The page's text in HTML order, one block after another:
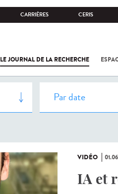
CARRIÈRES CERIS
LE JOURNAL DE LA RECHERCHE
VIDÉO
IA et